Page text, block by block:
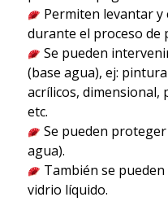
Permiten levantar
durante el proceso de
Se pueden
(base agua), ej:
acrílicos, dimensional,
etc.
Se pueden
agua).
También se
vidrio líquido.